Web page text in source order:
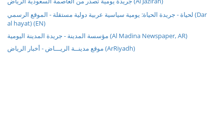
لحياة - جريدة الحياة: يومية سياسية عربية دولية مستقلة - الموقع الرسمي (Dar
al hayat) (EN)
مؤسسة المدينة - جريدة المدينة اليومية (Al Madina Newspaper, AR)
موقع مدينــة الريـــاض - أخبار الرياض (ArRiyadh)